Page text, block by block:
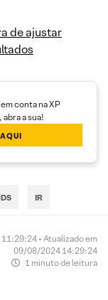
de ajustar
conta na XP
a sua!
IR
• Atualizado em
09/08/2024 14:29:24
1 minuto de leitura